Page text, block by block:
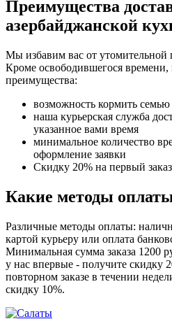
Преимущества
азербайджанской
Мы избавим вас от утомительной
Кроме освободившегося
преимущества:
возможность кормить
наша курьерская служба
указанное вами время
минимальное количество
оформление заявки
Скидку 20% на первый заказ
Какие методы
Различные методы оплаты:
картой курьеру или оплата
Минимальная сумма заказа 1200
у нас впервые - получите скидку
повторном заказе в течении
скидку 10%.